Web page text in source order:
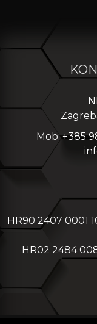
Mob: +385
HR90 2407 0001
HR02 2484